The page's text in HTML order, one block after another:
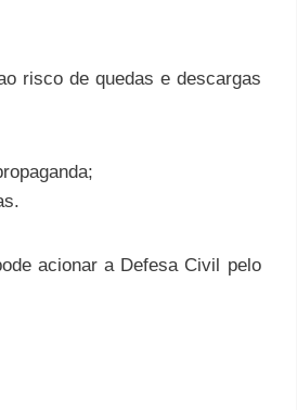
risco de quedas e descargas
acionar a Defesa Civil pelo